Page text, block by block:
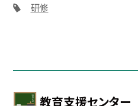
研修
教育支援センタ